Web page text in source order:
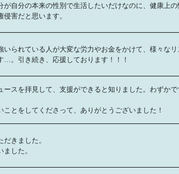
自分の本来の性別で生活したいだけなのに、健康上
害だと思います。
られている人が大変な労力やお金をかけて、様々な
。引き続き、応援しております！！！
スを拝見して、支援ができると知りました。わずか
とをしてくださって、ありがとうございました！
きました。
した。